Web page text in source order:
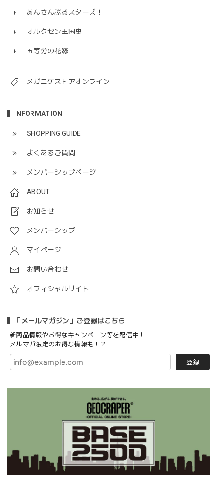
あんさんぶるスターズ！
オルクセン王国史
五等分の花嫁
メガニケストアオンライン
INFORMATION
SHOPPING GUIDE
よくあるご質問
メンバーシップページ
ABOUT
お知らせ
メンバーシップ
マイページ
お問い合わせ
オフィシャルサイト
「メールマガジン」ご登録はこちら
新商品情報やお得なキャンペーン等を配信中！
メルマガ限定のお得な情報も！？
登録